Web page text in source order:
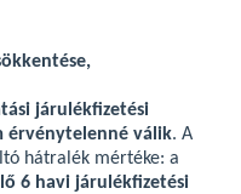
járulékfizetési
érvénytelenné válik. A
hátralék mértéke: a
6 havi járulékfizetési